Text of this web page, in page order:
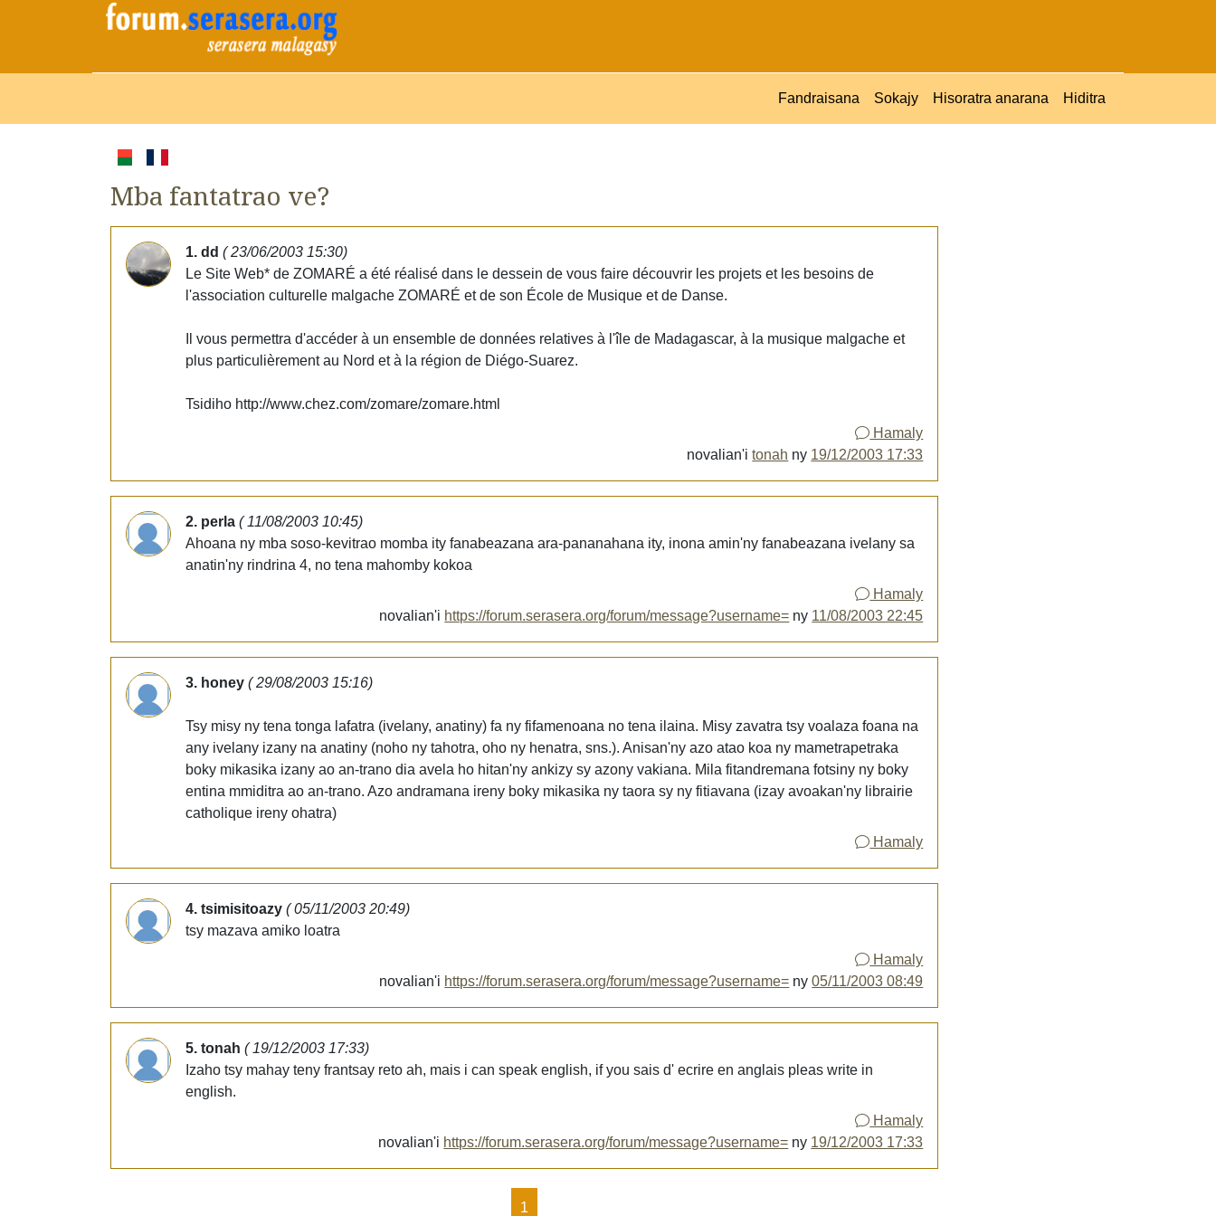
Fandraisana Sokajy Hisoratra anarana Hiditra
Mba fantatrao ve?
1. dd ( 23/06/2003 15:30)
Le Site Web* de ZOMARÉ a été réalisé dans le dessein de vous faire découvrir les projets et les besoins de
l'association culturelle malgache ZOMARÉ et de son École de Musique et de Danse.
Il vous permettra d'accéder à un ensemble de données relatives à l'île de Madagascar, à la musique malgache et
plus particulièrement au Nord et à la région de Diégo-Suarez.
Tsidiho http://www.chez.com/zomare/zomare.html
Hamaly
novalian'itonah ny 19/12/2003 17:33
2. perla ( 11/08/2003 10:45)
Ahoana ny mba soso-kevitrao momba ity fanabeazana ara-pananahana ity, inona amin'ny fanabeazana ivelany sa
anatin'ny rindrina 4, no tena mahomby kokoa
Hamaly
novalian'i https://forum.serasera.org/forum/message?username= ny 11/08/2003 22:45
3. honey ( 29/08/2003 15:16)
Tsy misy ny tena tonga lafatra (ivelany, anatiny) fa ny fifamenoana no tena ilaina. Misy zavatra tsy voalaza foana na
any ivelany izany na anatiny (noho ny tahotra, oho ny henatra, sns.). Anisan'ny azo atao koa ny mametrapetraka
boky mikasika izany ao an-trano dia avela ho hitan'ny ankizy sy azony vakiana. Mila fitandremana fotsiny ny boky
entina mmiditra ao an-trano. Azo andramana ireny boky mikasika ny taora sy ny fitiavana (izay avoakan'ny librairie
catholique ireny ohatra)
Hamaly
4. tsimisitoazy ( 05/11/2003 20:49)
tsy mazava amiko loatra
Hamaly
novalian'i https://forum.serasera.org/forum/message?username= ny05/11/2003 08:49
5. tonah ( 19/12/2003 17:33)
Izaho tsy mahay teny frantsay reto ah, mais i can speak english, if you sais d' ecrire en anglais pleas write in
english.
Hamaly
novalian'i https://forum.serasera.org/forum/message?username= ny 19/12/2003 17:33
1